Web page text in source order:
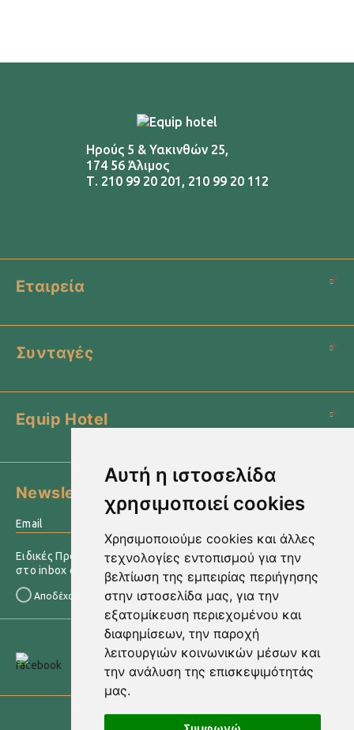
Αυτή η ιστοσελίδα
χρησιμοποιεί cookies
Χρησιμοποιούμε cookies και άλλες
τεχνολογίες εντοπισμού για την
βελτίωση της εμπειρίας περιήγησης
στην ιστοσελίδα μας, για την
εξατομίκευση περιεχομένου και
διαφημίσεων, την παροχή
λειτουργιών κοινωνικών μέσων και
την ανάλυση της επισκεψιμότητάς
μας.
Ηρούς 5 & Υακινθών 25,
174 56 Άλιμος
Τ. 210 99 20 201 , 210 99 20 112
Εταιρεία
Συνταγές
Equip Hotel
Newsletter
Ειδικές Προσφορές & άλλες πληροφορίες αποστέλλονται
στο inbox σας
Αποδέχομαι τουςΌρους Χρήσης
Βρείτε
μας
Επιστροφή στην
© 2022 equiphotel.gr